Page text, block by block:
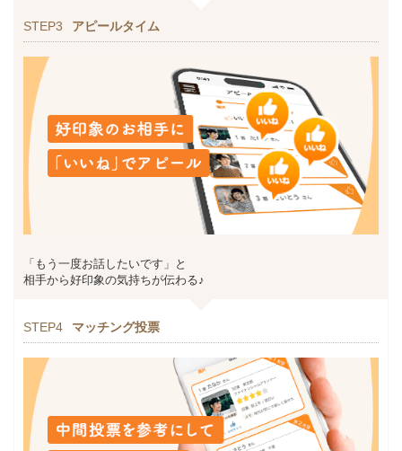
STEP3 アピールタイム
「もう一度お話したいです」と
相手から好印象の気持ちが伝わる♪
STEP4 マッチング投票